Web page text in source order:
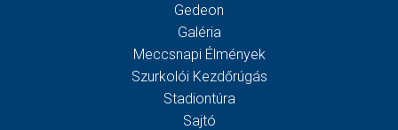
Gedeon
Galéria
Meccsnapi Élmények
Szurkolói Kezdőrúgás
Stadiontúra
Sajtó